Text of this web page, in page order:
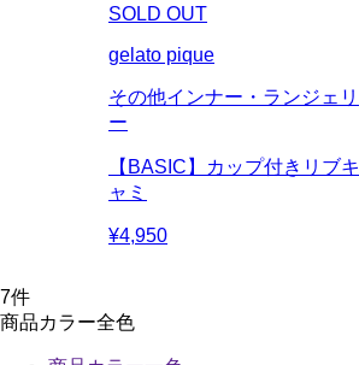
SOLD OUT
gelato pique
その他インナー・ランジェリ
ー
【BASIC】カップ付きリブキ
ャミ
¥4,950
7件
商品カラー全色